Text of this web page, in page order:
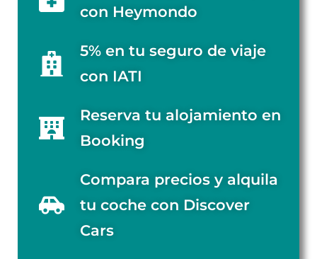
con Heymondo
5% en tu seguro de viaje
con IATI
Reserva tu alojamiento en
Booking
Compara precios y alquila
tu coche con Discover
Cars